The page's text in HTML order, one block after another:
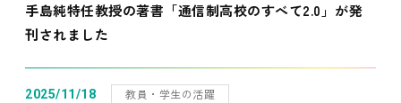
手島純特任教授の著書「通信制高校のすべて2.0」が発
刊されました
2025/11/18 教員・学生の活躍